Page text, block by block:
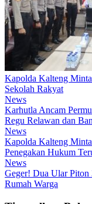
Kapolda Kalteng
Sekolah Rakyat
News
Karhutla Ancam
Regu Relawan dan
News
Kapolda Kalteng
Penegakan Hukum
News
Geger! Dua Ular Piton
Rumah Warga